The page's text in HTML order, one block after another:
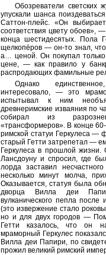
Обозреватели светских
упускали шанса
Саттон-плейс. «Он
соответствия цвету обоев»,
конца шестидесятых. Пола
щелкопёров — он-то знал, что
а… ценой. Он покупал
цене, — как правило у
распродающих фамильные
Однако
интересовало, — это
испытывал к ним
древнеримские изваяния по
собирал из
«трансформеров». В конце
римской статуи Геркулеса —
старый Гетти затрепетал —
Геркулеса в прошлой
Лансдоуну и спросил, где
лорда заставил
несколько минут молча,
Оказывается, статуя была
дворца Вилла деи
вулканического пепла
(это извержение стало
но и для двух городов —
Гетти казалось, что он
мраморный Геркулес
Вилла деи Папири, по
прожил великий римский